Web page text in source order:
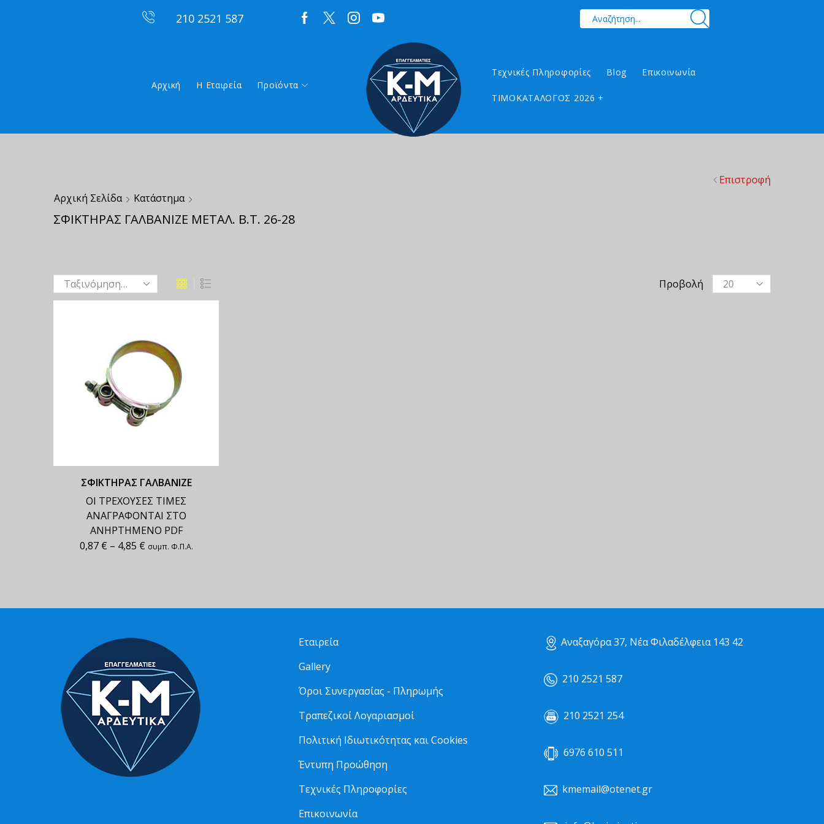
210 2521 587
Αρχική Η Εταιρεία Προϊόντα
Τεχνικές Πληροφορίες Blog Επικοινωνία
ΤΙΜΟΚΑΤΑΛΟΓΟΣ 2026 +
Αρχική Σελίδα Κατάστημα
ΣΦΙΚΤΗΡΑΣ ΓΑΛΒΑΝΙΖΕ ΜΕΤΑΛ. Β.Τ. 26-28
Επιστροφή
Προβολή
ΣΦΙΚΤΗΡΑΣ ΓΑΛΒΑΝΙΖΕ
ΟΙ ΤΡΕΧΟΥΣΕΣ ΤΙΜΕΣ
ΑΝΑΓΡΑΦΟΝΤΑΙ ΣΤΟ
ΑΝΗΡΤΗΜΕΝΟ PDF
0,87 € – 4,85 € συμπ. Φ.Π.Α.
Εταιρεία
Gallery
Όροι Συνεργασίας - Πληρωμής
Τραπεζικοί Λογαριασμοί
Πολιτική Ιδιωτικότητας και Cookies
Έντυπη Προώθηση
Τεχνικές Πληροφορίες
Επικοινωνία
Αναξαγόρα 37, Νέα Φιλαδέλφεια 143 42
210 2521 587
210 2521 254
6976 610 511
kmemail@otenet.gr